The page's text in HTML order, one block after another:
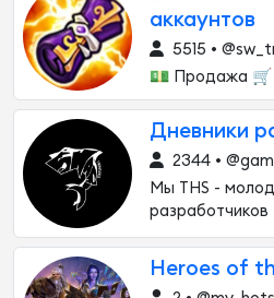
аккаунтов
5515 •
💵 Продажа 🛒
Дневники
2344 •
Мы THS -
разработчиков
Heroes of